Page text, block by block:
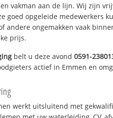
vakman aan de lijn. Wij zijn
goed opgeleide medewerkers
andere ongemakken vaak
prijs.
belt u deze avond0591-
actief in Emmen en
werkt uitsluitend met